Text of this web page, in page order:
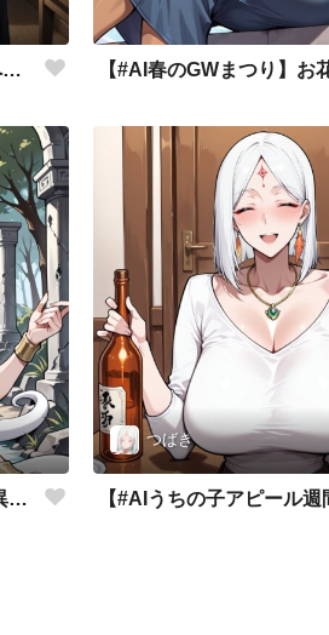
【#AI春のGWまつり】図書館へお出かけ
【#AIうちの子アピール週間】異世界異業種パラレル
つばき